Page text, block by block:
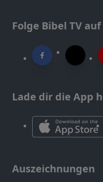
Folge Bibel TV
Lade dir die App
Auszeichnungen